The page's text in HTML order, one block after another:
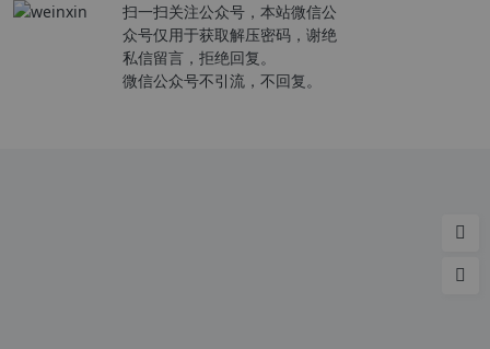
扫一扫关注公众号，本站微信公
众号仅用于获取解压密码，谢绝
私信留言，拒绝回复。
微信公众号不引流，不回复。